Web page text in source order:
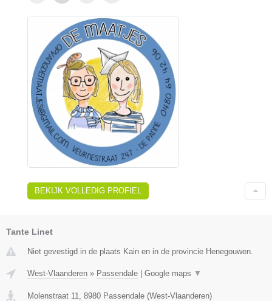
BEKIJK VOLLEDIG PROFIEL
Tante Linet
Niet gevestigd in de plaats Kain en in de provincie Henegouwen.
West-Vlaanderen » Passendale | Google maps ▼
Molenstraat 11 8980 Passendale (West-Vlaanderen)